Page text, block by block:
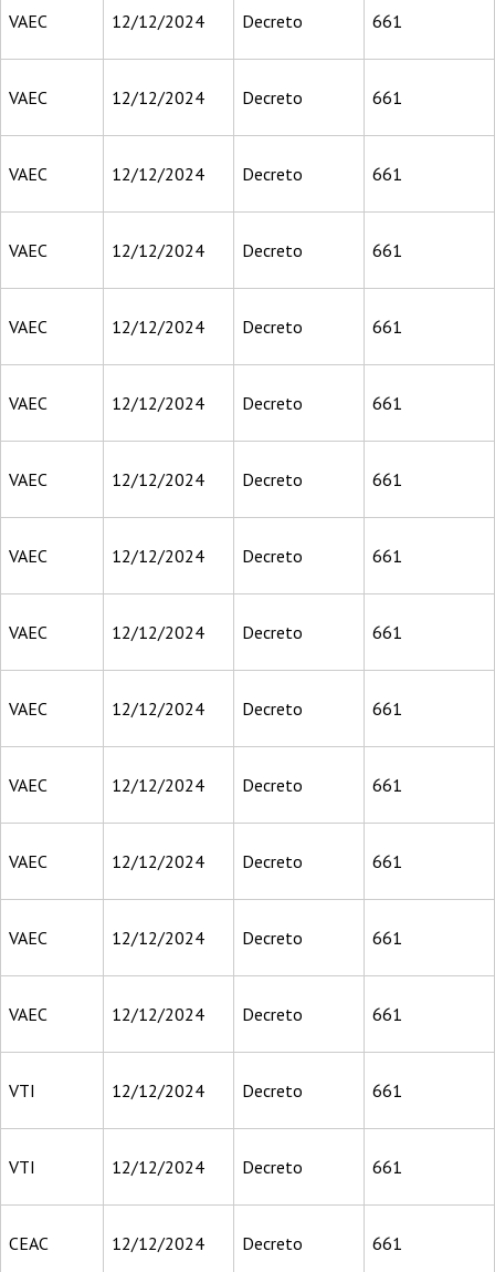
VAEC 12/12/2024 Decreto 661
VAEC 12/12/2024 Decreto 661
VAEC 12/12/2024 Decreto 661
VAEC 12/12/2024 Decreto 661
VAEC 12/12/2024 Decreto 661
VAEC 12/12/2024 Decreto 661
VAEC 12/12/2024 Decreto 661
VAEC 12/12/2024 Decreto 661
VAEC 12/12/2024 Decreto 661
VAEC 12/12/2024 Decreto 661
VAEC 12/12/2024 Decreto 661
VAEC 12/12/2024 Decreto 661
VAEC 12/12/2024 Decreto 661
VAEC 12/12/2024 Decreto 661
VTI 12/12/2024 Decreto 661
VTI 12/12/2024 Decreto 661
CEAC 12/12/2024 Decreto 661